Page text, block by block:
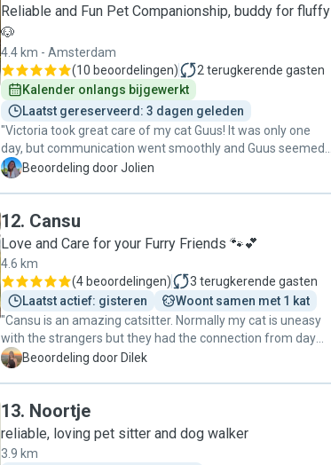
Reliable and Fun Pet Companionship, buddy for fluffy
🐶
4.4 km - Amsterdam
(10 beoordelingen) 2 terugkerende gasten
Kalender onlangs bijgewerkt
Laatst gereserveerd: 3 dagen geleden
"Victoria took great care of my cat Guus! It was only one
day, but communication went smoothly and Guus seemed
happy when I came home :)"
J Beoordeling door Jolien
12. Cansu
Love and Care for your Furry Friends 🐾💕
4.6 km
(4 beoordelingen) 3 terugkerende gasten
Laatst actief: gisteren
Woont samen met 1 kat
"Cansu is an amazing catsitter. Normally my cat is uneasy
with the strangers but they had the connection from day
one. My cat treated her like he knows her for a veeeery long
petting and communicating. We found a happy cat when
we get back to home. I strongly recommend her!"
D Beoordeling door Dilek
13. Noortje
reliable, loving pet sitter and dog walker
3.9 km